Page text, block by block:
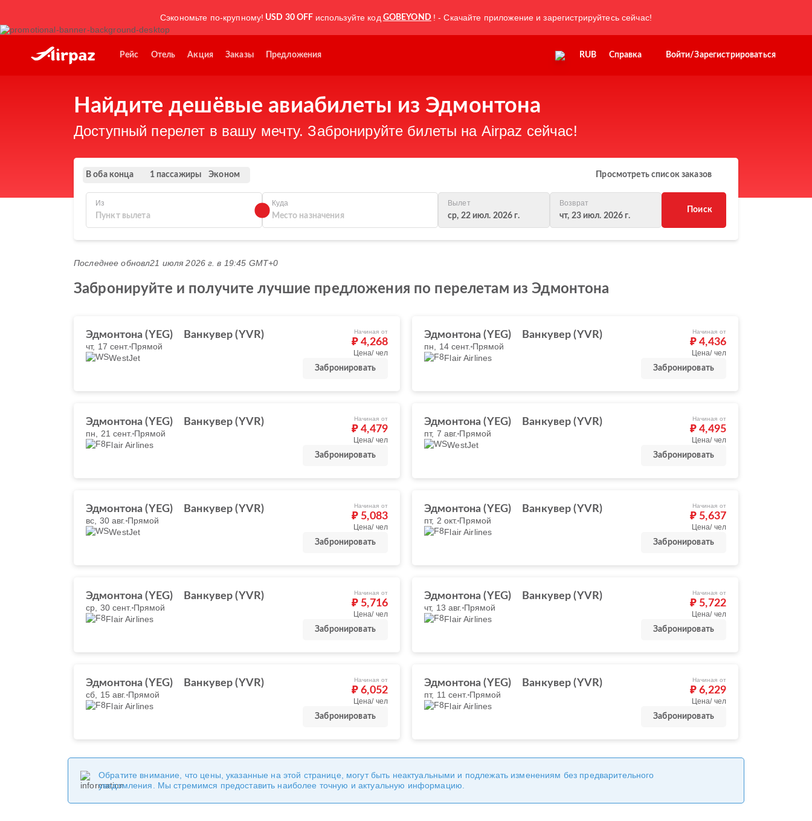
Сэкономьте по-крупному! USD 30 OFF используйте код GOBEYOND ! - Скачайте приложение и зарегистрируйтесь сейчас!
Рейс Отель Акция Заказы Предложения RUB Справка Войти/Зарегистрироваться
Найдите дешёвые авиабилеты из Эдмонтона
Доступный перелет в вашу мечту. Забронируйте билеты на Airpaz сейчас!
В оба конца 1 пассажиры Эконом Просмотреть список заказов
Из Куда
Вылет
ср, 22 июл. 2026 г.
Возврат
чт, 23 июл. 2026 г.
Поиск
Последнее обновл21 июля 2026 г. в 19:45 GMT+0
Забронируйте и получите лучшие предложения по перелетам из Эдмонтона
Эдмонтона (YEG) Ванкувер (YVR)
чт, 17 сент. Прямой
WestJet
Начиная от
₽ 4,268
Цена/ чел
Забронировать
Эдмонтона (YEG) Ванкувер (YVR)
пн, 14 сент. Прямой
Flair Airlines
Начиная от
₽ 4,436
Цена/ чел
Забронировать
Эдмонтона (YEG) Ванкувер (YVR)
пн, 21 сент. Прямой
Flair Airlines
Начиная от
₽ 4,479
Цена/ чел
Забронировать
Эдмонтона (YEG) Ванкувер (YVR)
пт, 7 авг. Прямой
WestJet
Начиная от
₽ 4,495
Цена/ чел
Забронировать
Эдмонтона (YEG) Ванкувер (YVR)
вс, 30 авг. Прямой
WestJet
Начиная от
₽ 5,083
Цена/ чел
Забронировать
Эдмонтона (YEG) Ванкувер (YVR)
пт, 2 окт. Прямой
Flair Airlines
Начиная от
₽ 5,637
Цена/ чел
Забронировать
Эдмонтона (YEG) Ванкувер (YVR)
ср, 30 сент. Прямой
Flair Airlines
Начиная от
₽ 5,716
Цена/ чел
Забронировать
Эдмонтона (YEG) Ванкувер (YVR)
чт, 13 авг. Прямой
Flair Airlines
Начиная от
₽ 5,722
Цена/ чел
Забронировать
Эдмонтона (YEG) Ванкувер (YVR)
сб, 15 авг. Прямой
Flair Airlines
Начиная от
₽ 6,052
Цена/ чел
Забронировать
Эдмонтона (YEG) Ванкувер (YVR)
пт, 11 сент. Прямой
Flair Airlines
Начиная от
₽ 6,229
Цена/ чел
Забронировать
Обратите внимание, что цены, указанные на этой странице, могут быть неактуальными и подлежать изменениям без предварительного
уведомления. Мы стремимся предоставить наиболее точную и актуальную информацию.